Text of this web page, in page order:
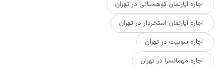
اجاره آپارتمان کوهستانی در تهران
اجاره آپارتمان استخردار در تهران
اجاره سوییت در تهران
اجاره مهمانسرا در تهران